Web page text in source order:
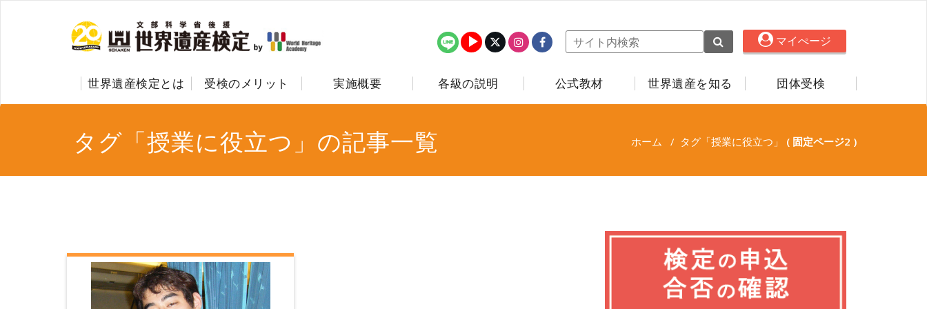
マイぺージ
世界遺産検定とは 受検のメリット 実施概要 各級の説明 公式教材 世界遺産を知る 団体受検
タグ「授業に役立つ」の記事一覧 ホーム / タグ「授業に役立つ」 ( 固定ページ2 )